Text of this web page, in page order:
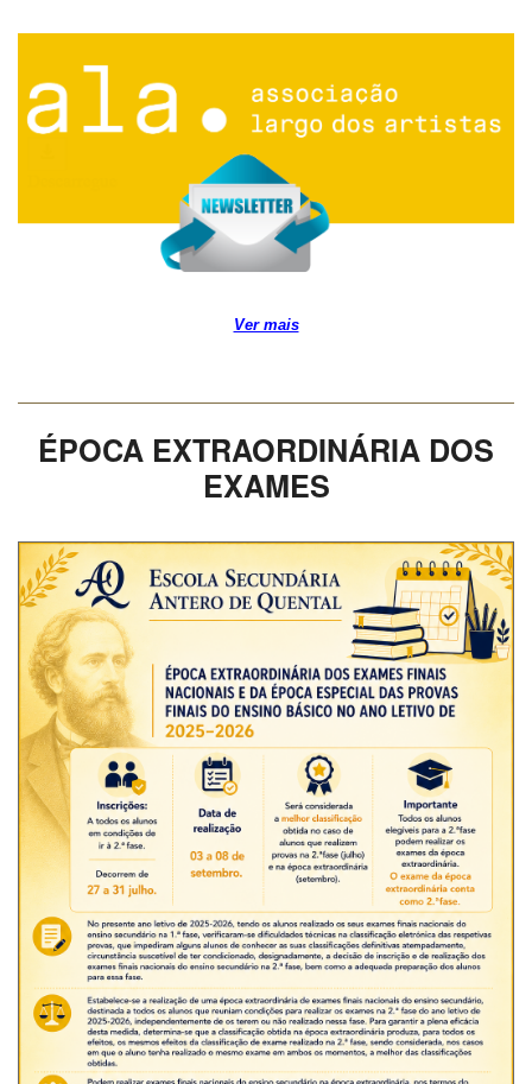
Ver mais
ÉPOCA EXTRAORDINÁRIA DOS
EXAMES